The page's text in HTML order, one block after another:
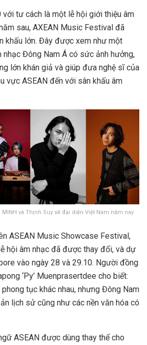
với tư cách là một lễ hội giới thiệu âm
sau, AXEAN Music Festival đã
khấu lớn. Đây được xem như một
nhạc Đông Nam Á có sức ảnh hưởng,
lớn khán giả và giúp đưa nghệ sĩ của
vực ASEAN đến với sân khấu âm
và Thịnh Suy sẽ đại diện Việt Nam năm nay
ASEAN Music Showcase Festival,
hội âm nhạc đã được thay đổi, và dự
vào ngày 28 và 29.10. Người đồng
‘Py’ Muenprasertdee cho biết:
tục khác nhau, nhưng Đông Nam
lịch sử cũng như các nền văn hóa có
ASEAN được dùng thay thế cho